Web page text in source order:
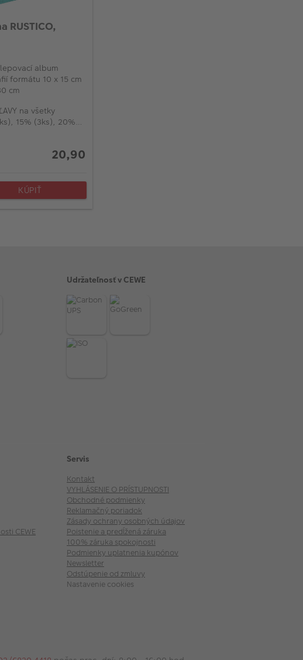
RUSTICO,
album
formátu 10 x 15 cm
cm
na všetky
15% (3ks), 20%
20,90
KÚPIŤ
Udržateľnosť v CEWE
CEWE
Servis
Kontakt
VYHLÁSENIE O PRÍSTUPNOSTI
Obchodné podmienky
Reklamačný poriadok
Zásady ochrany osobných údajov
Poistenie a predĺžená záruka
100% záruka spokojnosti
Podmienky uplatnenia kupónov
Newsletter
Odstúpenie od zmluvy
Nastavenie cookies